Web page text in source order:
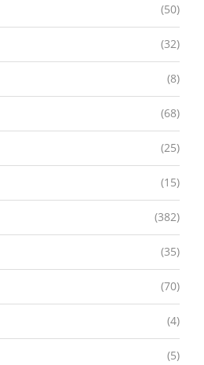
(50)
(32)
(8)
(68)
(25)
(15)
(382)
(35)
(70)
(4)
(5)